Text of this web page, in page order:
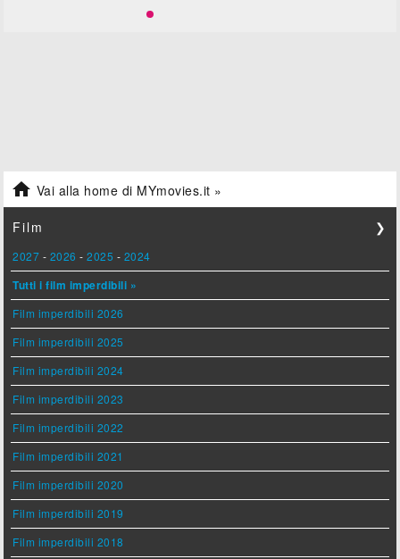
 Vai alla home di MYmovies.it »
Film ❯
2027 - 2026 -2025 - 2024
Tutti i film imperdibili »
Film imperdibili 2026
Film imperdibili 2025
Film imperdibili 2024
Film imperdibili 2023
Film imperdibili 2022
Film imperdibili 2021
Film imperdibili 2020
Film imperdibili 2019
Film imperdibili 2018